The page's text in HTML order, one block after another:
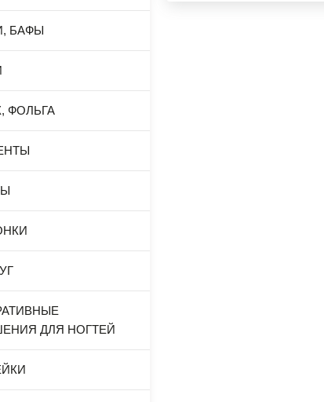
БАФЫ
ФОЛЬГА
ДЛЯ НОГТЕЙ